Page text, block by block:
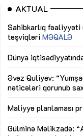
AKTUAL
Sahibkarlıq
təşviqləri MƏQALƏ
Dünya
Əvəz Quliyev:
nəticələri qorunub
Maliyyə planlaması
Gülminə Məlikzadə: